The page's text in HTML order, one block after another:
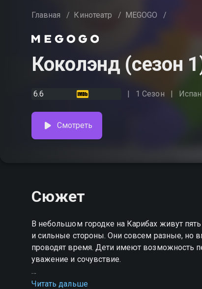
Главная / Кинотеатр / MEGOGO /
Коколэнд (сезон
6.6 1 Сезон
Смотреть
Сюжет
В небольшом городке на Карибах живут
и сильные стороны. Они совсем разные, но
проводят время. Дети имеют возможность
уважение и сочувствие.
Посмотреть онлайн 1 сезон сериала
Читать дальше